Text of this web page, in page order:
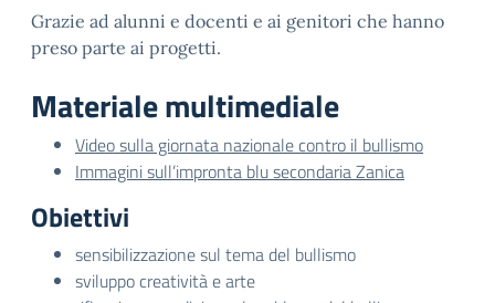
Grazie ad alunni e docenti e ai genitori che hanno
preso parte ai progetti.
Materiale multimediale
Video sulla giornata nazionale contro il bullismo
Immagini sull’impronta blu secondaria Zanica
Obiettivi
sensibilizzazione sul tema del bullismo
sviluppo creatività e arte